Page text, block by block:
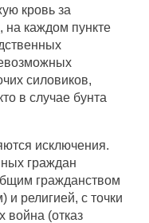
кровь за
на каждом пункте
силовиков,
в случае бунта
исключения.
граждан
гражданством
религией, с точки
война (отказ